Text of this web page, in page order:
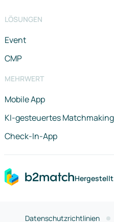
LÖSUNGEN
Event
CMP
MEHRWERT
Mobile App
KI-gesteuertes Matchmaking
Check-In-App
Hergestellt
Datenschutzrichtlinien